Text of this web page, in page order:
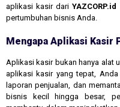
aplikasi kasir dariYAZCORP.id
pertumbuhan bisnis Anda.
Mengapa Aplikasi Kasir
Aplikasi kasir bukan hanya alat
aplikasi kasir yang tepat,
laporan penjualan, dan
bisnis kecil hingga besar,